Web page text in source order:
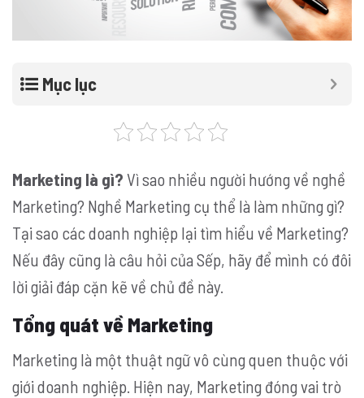
Mục lục
Marketing là gì? Vì sao nhiều người hướng về nghề
Marketing? Nghề Marketing cụ thể là làm những gì?
Tại sao các doanh nghiệp lại tìm hiểu về Marketing?
Nếu đây cũng là câu hỏi của Sếp, hãy để mình có đôi
lời giải đáp cặn kẽ về chủ đề này.
Tổng quát về Marketing
Marketing là một thuật ngữ vô cùng quen thuộc với
giới doanh nghiệp. Hiện nay, Marketing đóng vai trò